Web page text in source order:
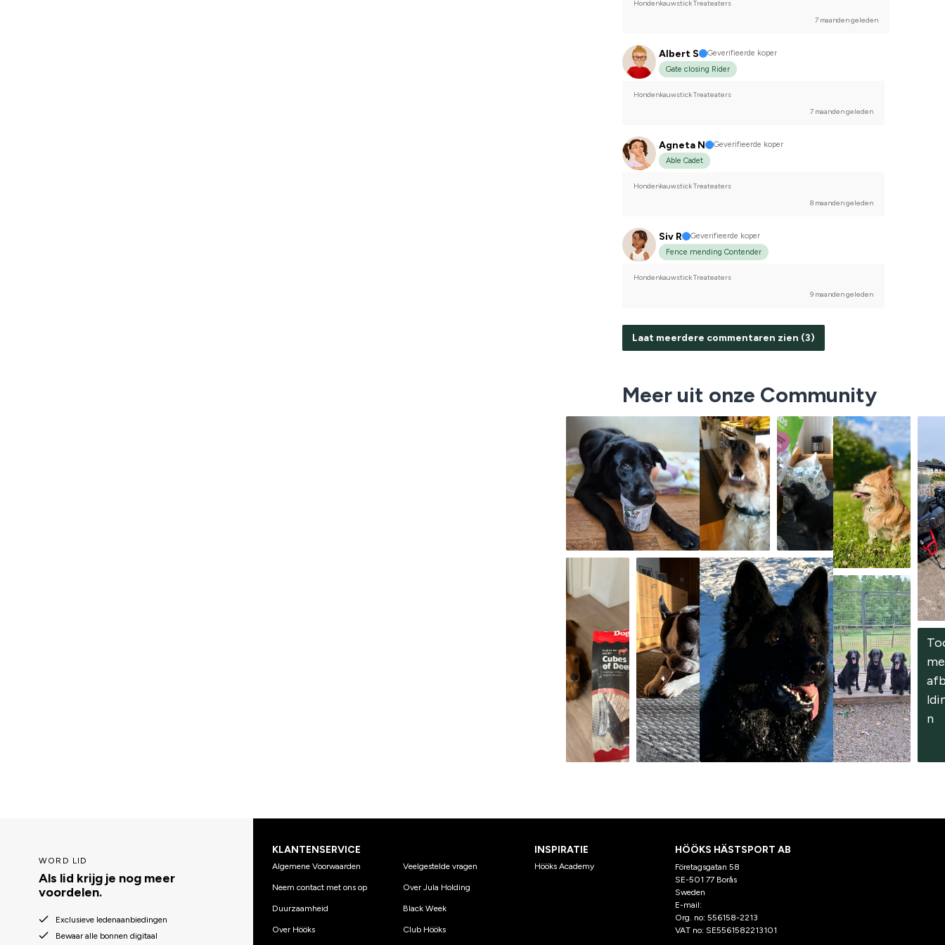
Hondenkauwstick Treateaters
7 maanden geleden
Albert S
Geverifieerde koper
Gate closing Rider
Hondenkauwstick Treateaters
7 maanden geleden
Agneta N
Geverifieerde koper
Able Cadet
Hondenkauwstick Treateaters
8 maanden geleden
Siv R
Geverifieerde koper
Fence mending Contender
Hondenkauwstick Treateaters
9 maanden geleden
Laat meerdere commentaren zien (3)
Meer uit onze Community
n
WORD LID
Als lid krijg je nog meer
voordelen.
Exclusieve ledenaanbiedingen
Bewaar alle bonnen digitaal
KLANTENSERVICE
Algemene Voorwaarden
Neem contact met ons op
Duurzaamheid
Over Hööks
Veelgestelde vragen
Over Jula Holding
Black Week
Club Hööks
INSPIRATIE
Hööks Academy
HÖÖKS HÄSTSPORT AB
Företagsgatan 58
SE-501 77 Borås
Sweden
E-mail:
Org. no: 556158-2213
VAT no: SE5561582213101